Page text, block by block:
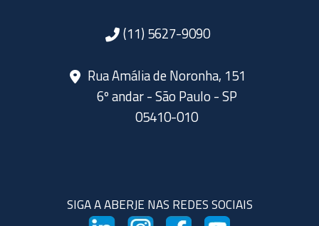
(11) 5627-9090
Rua Amália de Noronha, 151
6º andar - São Paulo - SP
05410-010
SIGA A ABERJE NAS REDES SOCIAIS